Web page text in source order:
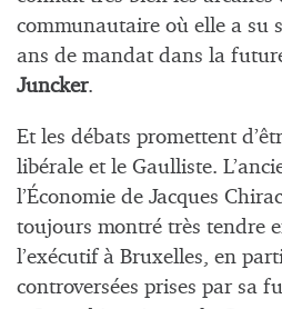
communautaire où elle a su
ans de mandat dans la
Juncker.
Et les débats promettent
libérale et le Gaulliste.
l’Économie de Jacques
toujours montré très tendre
l’exécutif à Bruxelles, en
controversées prises par sa